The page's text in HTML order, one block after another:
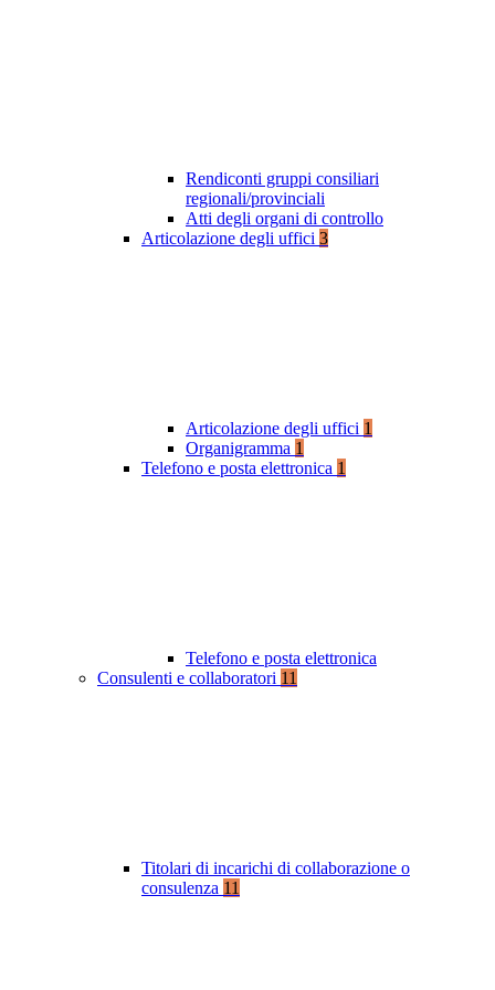
Rendiconti gruppi consiliari
regionali/provinciali
Atti degli organi di controllo
Articolazione degli uffici 3
Articolazione degli uffici 1
Organigramma 1
Telefono e posta elettronica 1
Telefono e posta elettronica
Consulenti e collaboratori 11
Titolari di incarichi di collaborazione o
consulenza 11